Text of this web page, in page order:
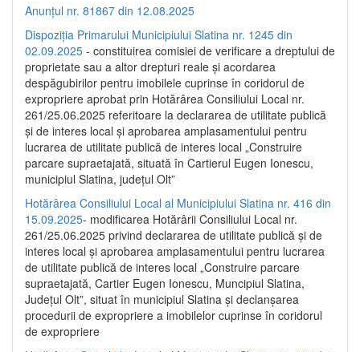
Anunțul nr. 81867 din 12.08.2025
Dispoziția Primarului Municipiului Slatina nr. 1245 din
02.09.2025 - constituirea comisiei de verificare a dreptului de
proprietate sau a altor drepturi reale și acordarea
despăgubirilor pentru imobilele cuprinse în coridorul de
expropriere aprobat prin Hotărârea Consiliului Local nr.
261/25.06.2025 referitoare la declararea de utilitate publică
și de interes local și aprobarea amplasamentului pentru
lucrarea de utilitate publică de interes local „Construire
parcare supraetajată, situată în Cartierul Eugen Ionescu,
municipiul Slatina, județul Olt”
Hotărârea Consiliului Local al Municipiului Slatina nr. 416 din
15.09.2025- modificarea Hotărârii Consiliului Local nr.
261/25.06.2025 privind declararea de utilitate publică și de
interes local și aprobarea amplasamentului pentru lucrarea
de utilitate publică de interes local „Construire parcare
supraetajată, Cartier Eugen Ionescu, Muncipiul Slatina,
Județul Olt”, situat în municipiul Slatina și declanșarea
procedurii de expropriere a imobilelor cuprinse în coridorul
de expropriere